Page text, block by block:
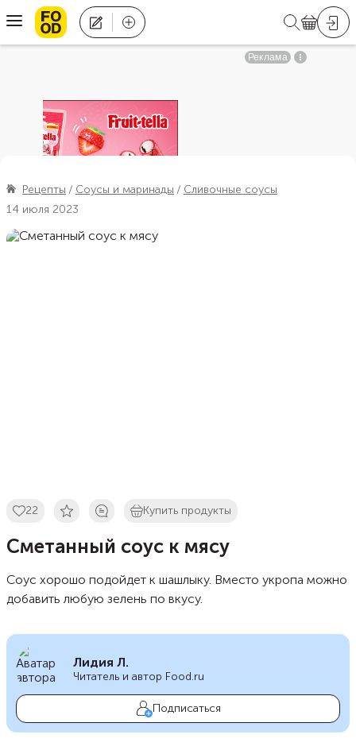
Рецепты Соусы и маринады
Сливочные соусы
14 июля 2023
22 Купить продукты
Сметанный соус к мясу
Соус хорошо подойдет к шашлыку. Вместо укропа можно
добавить любую зелень по вкусу.
Лидия Л.
Читатель и автор Food.ru
Подписаться